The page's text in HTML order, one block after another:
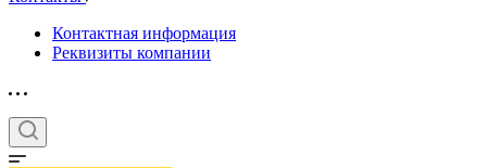
Контактная информация
Реквизиты компании